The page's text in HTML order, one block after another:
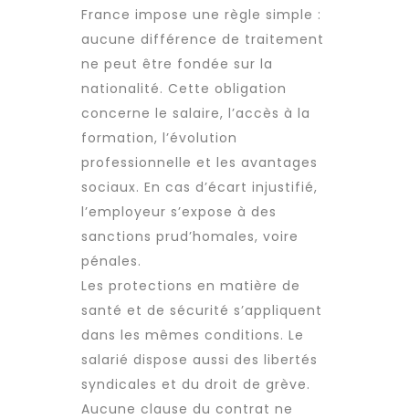
France impose une règle simple :
aucune différence de traitement
ne peut être fondée sur la
nationalité. Cette obligation
concerne le salaire, l’accès à la
formation, l’évolution
professionnelle et les avantages
sociaux. En cas d’écart injustifié,
l’employeur s’expose à des
sanctions prud’homales, voire
pénales.
Les protections en matière de
santé et de sécurité s’appliquent
dans les mêmes conditions. Le
salarié dispose aussi des libertés
syndicales et du droit de grève.
Aucune clause du contrat ne